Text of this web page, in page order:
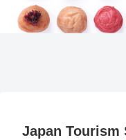
Japan Tourism